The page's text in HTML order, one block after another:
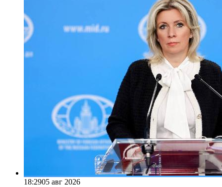
18:2905 авг 2026